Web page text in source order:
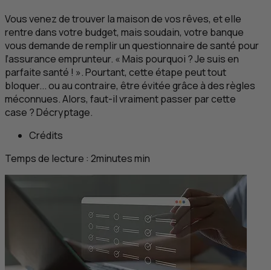
Vous venez de trouver la maison de vos rêves, et elle
rentre dans votre budget, mais soudain, votre banque
vous demande de remplir un questionnaire de santé pour
l’assurance emprunteur. « Mais pourquoi ? Je suis en
parfaite santé ! ». Pourtant, cette étape peut tout
bloquer... ou au contraire, être évitée grâce à des règles
méconnues. Alors, faut-il vraiment passer par cette
case ? Décryptage.
Crédits
Temps de lecture : 2minutesmin